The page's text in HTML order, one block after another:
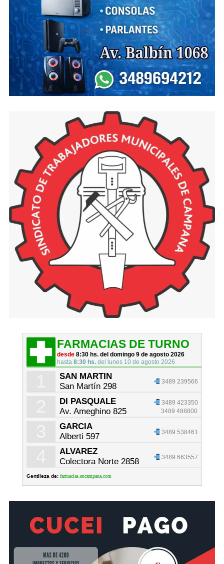
FARMACIAS DE TURNO
desde8:30 hs. del domingo 9 de agosto 2026
hasta8:30 hs. del lunes 10 de agosto 2026
SAN MARTIN
San Martín 298
3489 239566
DI PASQUALE
Av. Ameghino 825
3489 423350
3489 488800
GARCIA
Alberti 597
3489 538461
ALVAREZ
Colectora Norte 2858
3489 663557
Gentileza de: farmacias.encampana.com